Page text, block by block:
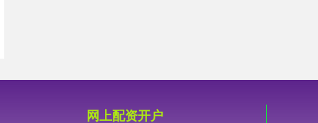
网上配资开户